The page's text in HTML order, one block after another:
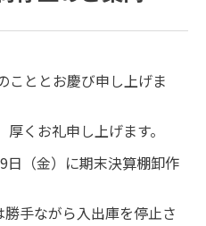
こととお慶び申し上げま
くお礼申し上げます。
日（金）に期末決算棚卸作
手ながら入出庫を停止さ